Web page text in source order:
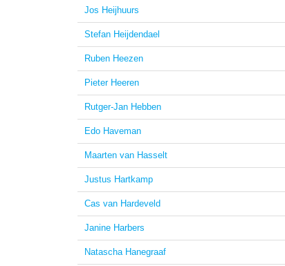
Jos Heijhuurs
Stefan Heijdendael
Ruben Heezen
Pieter Heeren
Rutger-Jan Hebben
Edo Haveman
Maarten van Hasselt
Justus Hartkamp
Cas van Hardeveld
Janine Harbers
Natascha Hanegraaf